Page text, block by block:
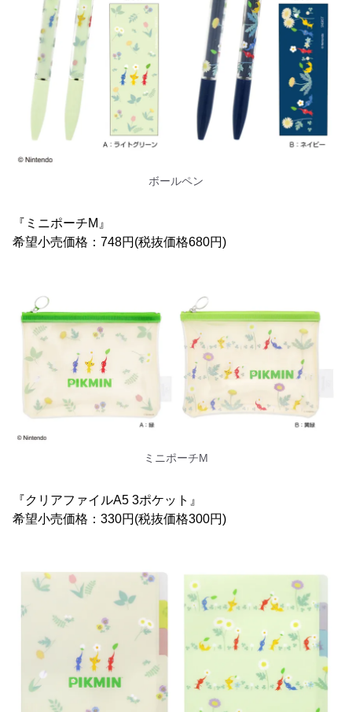
ボールペン
『ミニポーチM』
希望小売価格：748円(税抜価格680円)
ミニポーチM
『クリアファイルA5 3ポケット』
希望小売価格：330円(税抜価格300円)